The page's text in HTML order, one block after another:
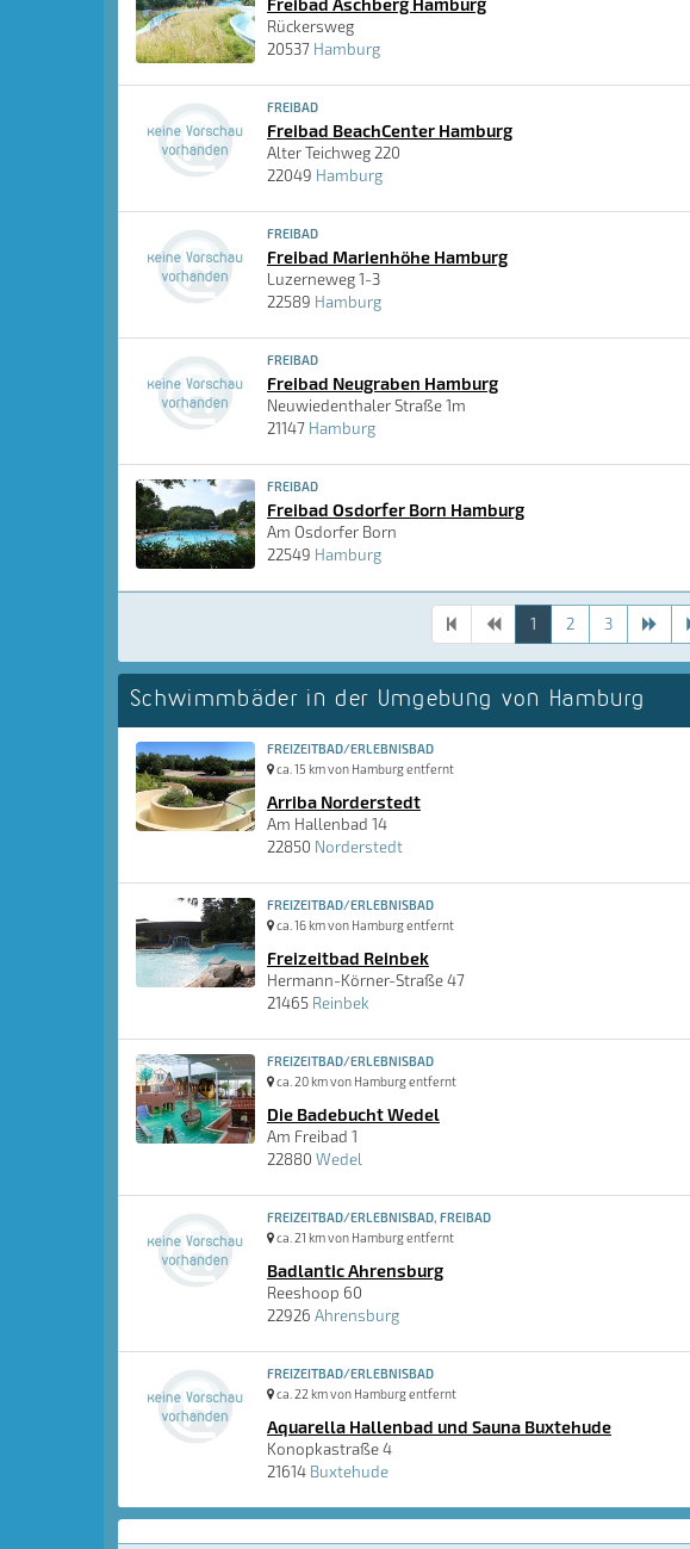
Rückersweg
20537 Hamburg
FREIBAD
Freibad BeachCenter Hamburg
Alter Teichweg 220
22049 Hamburg
FREIBAD
Freibad Marienhöhe Hamburg
Luzerneweg 1-3
22589 Hamburg
FREIBAD
Freibad Neugraben Hamburg
Neuwiedenthaler Straße 1m
21147 Hamburg
FREIBAD
Freibad Osdorfer Born Hamburg
Am Osdorfer Born
22549 Hamburg
1 2 3
Schwimmbäder in der Umgebung von Hamburg
FREIZEITBAD/ERLEBNISBAD
ca. 15 km von Hamburg entfernt
Arriba Norderstedt
Am Hallenbad 14
22850 Norderstedt
FREIZEITBAD/ERLEBNISBAD
ca. 16 km von Hamburg entfernt
Freizeitbad Reinbek
Hermann-Körner-Straße 47
21465 Reinbek
FREIZEITBAD/ERLEBNISBAD
ca. 20 km von Hamburg entfernt
Die Badebucht Wedel
Am Freibad 1
22880 Wedel
FREIZEITBAD/ERLEBNISBAD, FREIBAD
ca. 21 km von Hamburg entfernt
Badlantic Ahrensburg
Reeshoop 60
22926 Ahrensburg
FREIZEITBAD/ERLEBNISBAD
ca. 22 km von Hamburg entfernt
Aquarella Hallenbad und Sauna Buxtehude
Konopkastraße 4
21614 Buxtehude